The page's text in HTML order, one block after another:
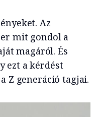
Az
mit gondol a
magáról. És
ezt a kérdést
Z generáció tagjai.